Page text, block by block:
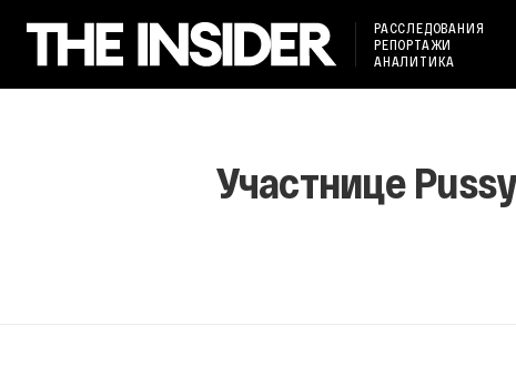
РАССЛЕДОВАНИЯ
РЕПОРТАЖИ
АНАЛИТИКА
Участнице